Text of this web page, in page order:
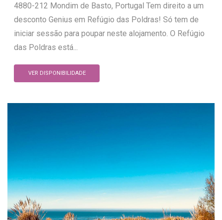
4880-212 Mondim de Basto, Portugal Tem direito a um
desconto Genius em Refúgio das Poldras! Só tem de
iniciar sessão para poupar neste alojamento. O Refúgio
das Poldras está...
VER DISPONIBILIDADE